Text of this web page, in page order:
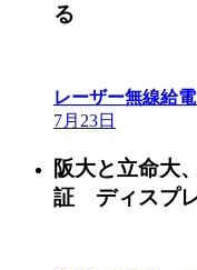
る
レーザー無線給
7月23日
阪大と立命大
証 ディスプ